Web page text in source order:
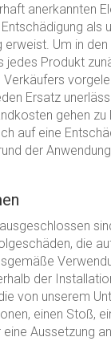
anerkannten
als
erweist. Um in
jedes Produkt
Verkäufers
Ersatz
gehen zu
auf eine
der
die
der
von unserem
einen Stoß,
Aussetzung